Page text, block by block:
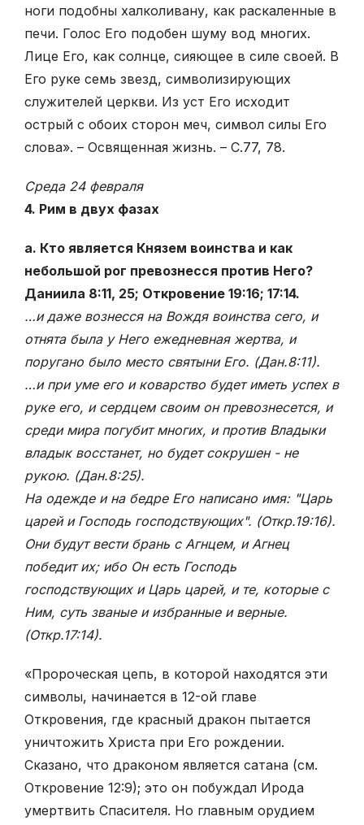
ноги подобны халколивану, как раскаленные в
печи. Голос Его подобен шуму вод многих.
Лице Его, как солнце, сияющее в силе своей. В
Его руке семь звезд, символизирующих
служителей церкви. Из уст Его исходит
острый с обоих сторон меч, символ силы Его
слова». – Освященная жизнь. – С.77, 78.
Среда 24 февраля
4. Рим в двух фазах
а. Кто является Князем воинства и как
небольшой рог превознесся против Него?
Даниила 8:11, 25; Откровение 19:16; 17:14.
…и даже вознесся на Вождя воинства сего, и
отнята была у Него ежедневная жертва, и
поругано было место святыни Его. (Дан.8:11).
…и при уме его и коварство будет иметь успех в
руке его, и сердцем своим он превознесется, и
среди мира погубит многих, и против Владыки
владык восстанет, но будет сокрушен - не
рукою. (Дан.8:25).
На одежде и на бедре Его написано имя: "Царь
царей и Господь господствующих". (Откр.19:16).
Они будут вести брань с Агнцем, и Агнец
победит их; ибо Он есть Господь
господствующих и Царь царей, и те, которые с
Ним, суть званые и избранные и верные.
(Откр.17:14).
«Пророческая цепь, в которой находятся эти
символы, начинается в 12-ой главе
Откровения, где красный дракон пытается
уничтожить Христа при Его рождении.
Сказано, что драконом является сатана (см.
Откровение 12:9); это он побуждал Ирода
умертвить Спасителя. Но главным орудием